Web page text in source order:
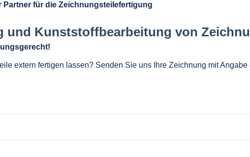
Partner für die Zeichnungsteilefertigung
und Kunststoffbearbeitung von
extern fertigen lassen? Senden Sie uns Ihre Zeichnung mit